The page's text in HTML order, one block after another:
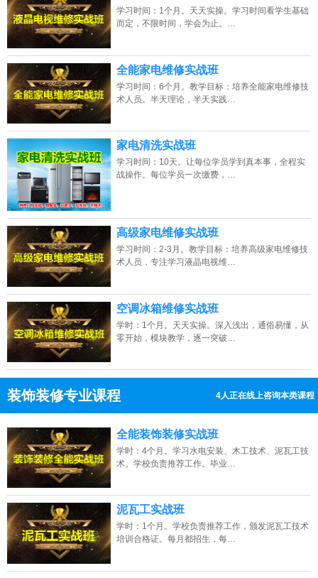
学习时间：1个月。天天实操。学习时间看学生基础
而定，不限时间，学会为止。…
全能家电维修实战班
学习时间：6个月。教学目标：培养全能家电维修技
术人员。半天理论，半天实践…
家电清洗实战班
学习时间：10天。让每位学员学到真本事，全程实
战操作。每位学员一次缴费，…
高级家电维修实战班
学习时间：2-3月。教学目标：培养高级家电维修技
术人员，专注学习液晶电视维…
空调冰箱维修实战班
学时：1个月。天天实操。深入浅出，通俗易懂，从
零开始，模块教学，逐一突破…
装饰装修专业课程 13人正在线上咨询本类课程
点击免费咨询电话：13807313137
全能装饰装修实战班
学时：4个月。学习水电安装、木工技术、泥瓦工技
术。学校负责推荐工作。毕业…
泥瓦工实战班
学时：1个月。学校负责推荐工作，颁发泥瓦工技术
培训合格证。每月都招生，每…